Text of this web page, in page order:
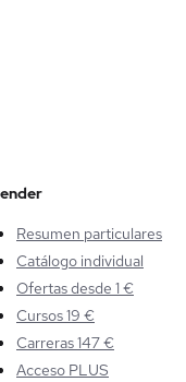
Resumen particulares
Catálogo individual
Ofertas desde 1 €
Cursos 19 €
Carreras 147 €
Acceso PLUS